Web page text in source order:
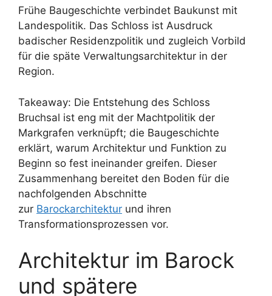
Frühe Baugeschichte verbindet Baukunst mit
Landespolitik. Das Schloss ist Ausdruck
badischer Residenzpolitik und zugleich Vorbild
für die späte Verwaltungsarchitektur in der
Region.
Takeaway: Die Entstehung des Schloss
Bruchsal ist eng mit der Machtpolitik der
Markgrafen verknüpft; die Baugeschichte
erklärt, warum Architektur und Funktion zu
Beginn so fest ineinander greifen. Dieser
Zusammenhang bereitet den Boden für die
nachfolgenden Abschnitte
zur Barockarchitektur und ihren
Transformationsprozessen vor.
Architektur im Barock
und spätere